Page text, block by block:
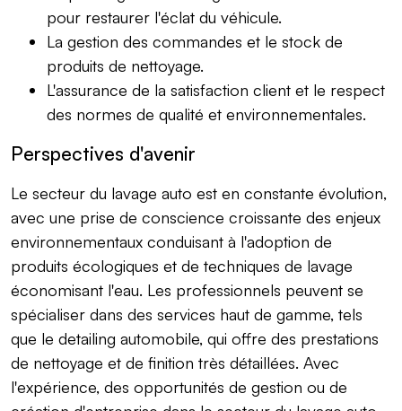
pour restaurer l'éclat du véhicule.
La gestion des commandes et le stock de
produits de nettoyage.
L'assurance de la satisfaction client et le respect
des normes de qualité et environnementales.
Perspectives d'avenir
Le secteur du lavage auto est en constante évolution,
avec une prise de conscience croissante des enjeux
environnementaux conduisant à l'adoption de
produits écologiques et de techniques de lavage
économisant l'eau. Les professionnels peuvent se
spécialiser dans des services haut de gamme, tels
que le detailing automobile, qui offre des prestations
de nettoyage et de finition très détaillées. Avec
l'expérience, des opportunités de gestion ou de